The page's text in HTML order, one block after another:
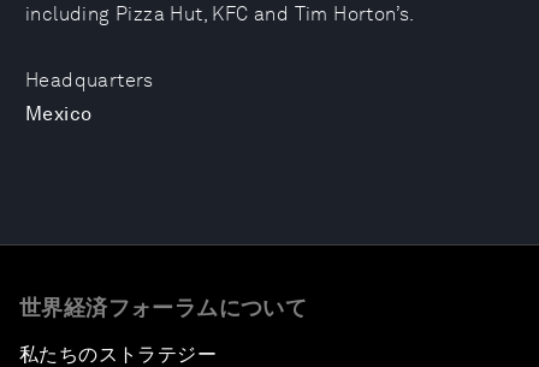
Headquarters
Mexico
including Pizza Hut, KFC and Tim Horton’s.
世界経済フォーラムについて
私たちのストラテジー